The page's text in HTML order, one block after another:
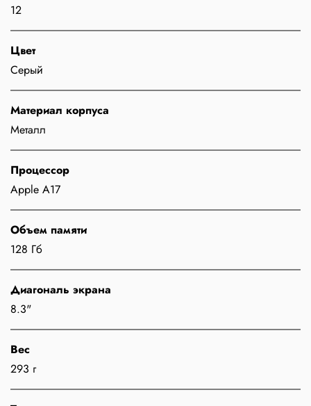
12
Цвет
Серый
Материал корпуса
Металл
Процессор
Apple A17
Объем памяти
128 Гб
Диагональ экрана
8.3"
Вес
293 г